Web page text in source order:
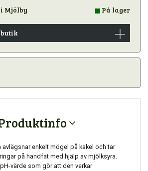
Mjölby På lager
avlägsnar enkelt mögel på kakel och tar
på handfat med hjälp av mjölksyra.
värde som gör att den verkar